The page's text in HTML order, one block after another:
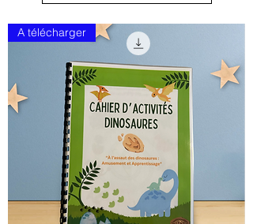
A télécharger